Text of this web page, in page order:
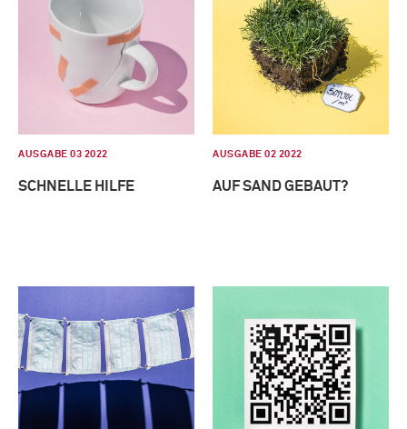
AUSGABE 03 2022
SCHNELLE HILFE
AUSGABE 02 2022
AUF SAND GEBAUT?